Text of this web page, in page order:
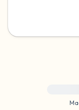
For